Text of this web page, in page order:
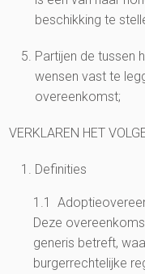
beschikking te
Partijen de tussen
wensen vast te
overeenkomst;
VERKLAREN HET
Definities
1.1
Deze
generis betreft,
burgerrechtelijke